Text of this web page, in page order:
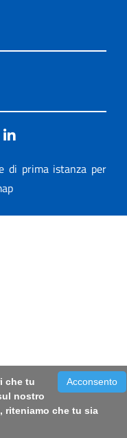
di prima istanza per
Acconsento
che tu
nostro
riteniamo che tu sia